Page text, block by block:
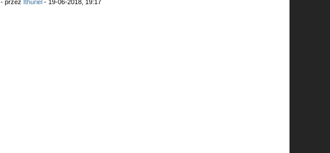
- przez Ithuriel - 19-06-2018, 19:17